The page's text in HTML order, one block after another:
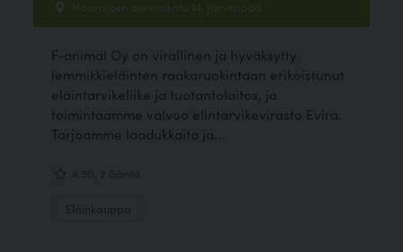
Haarajoen asemakatu 14, Järvenpää
F-animal Oy on virallinen ja hyväksytty
lemmikkieläinten raakaruokintaan erikoistunut
eläintarvikeliike ja tuotantolaitos, ja
toimintaamme valvoo elintarvikevirasto Evira.
Tarjoamme laadukkaita ja...